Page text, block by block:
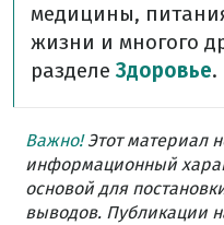
медицины,
жизни и многого
разделе Здоровье.
Важно!Этот материал
информационный
основой для
выводов. Публикации